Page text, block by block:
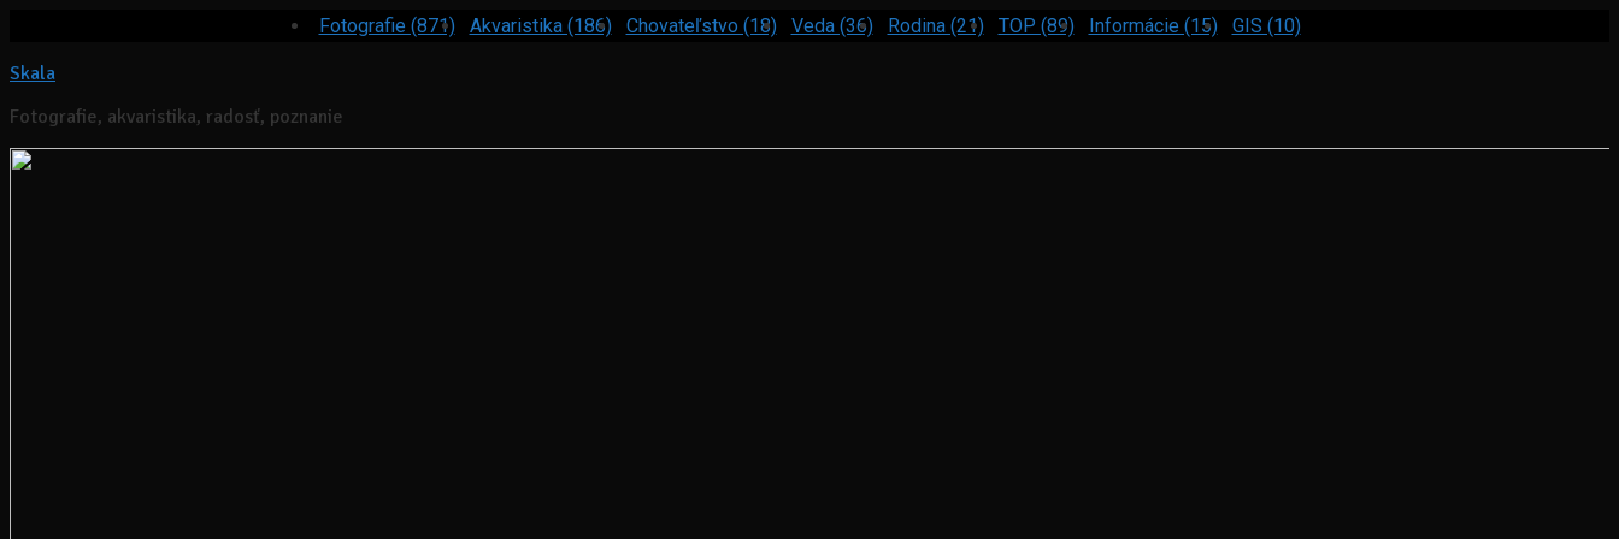
Fotografie (871) Akvaristika (186) Chovateľstvo (18) Veda (36) Rodina (21) TOP (89) Informácie (15) GIS (10)
Skala
Fotografie, akvaristika, radosť, poznanie